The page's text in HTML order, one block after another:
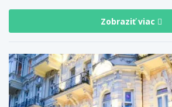
Zobraziť viac